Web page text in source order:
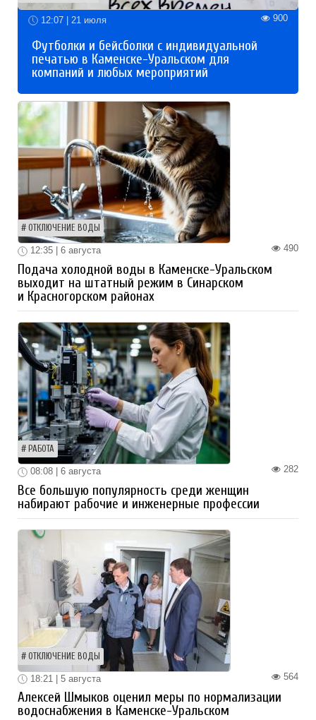
12:07 | 21 июля 900
Футболки и бейсболки с индивидуальной
печатью в Каменске-Уральском для
компаний и любых мероприятий
ОТКЛЮЧЕНИЕ ВОДЫ
490
12:35 | 6 августа
Подача холодной воды в Каменске-Уральском
выходит на штатный режим в Синарском
и Красногорском районах
РАБОТА
282
08:08 | 6 августа
Все большую популярность среди женщин
набирают рабочие и инженерные профессии
ОТКЛЮЧЕНИЕ ВОДЫ
564
18:21 | 5 августа
Алексей Шмыков оценил меры по нормализации
водоснабжения в Каменске-Уральском